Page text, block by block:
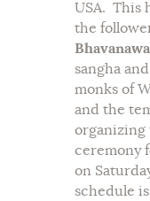
USA. This
the
sangha
monks of
and the
organizing
ceremony
on
schedule